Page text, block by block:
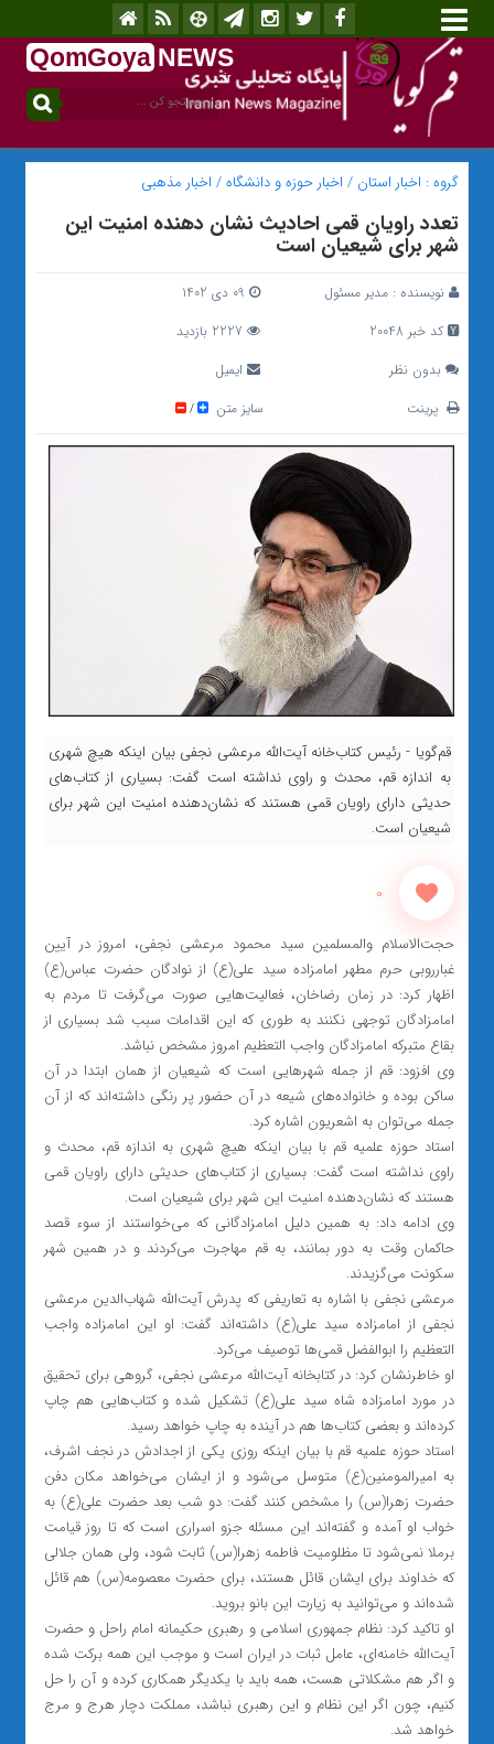
QomGoya NEWS
.ir
گروه : اخبار استان / اخبار حوزه و دانشگاه/ اخبار مذهبی
تعدد راویان قمی احادیث نشان دهنده امنیت این
شهر برای شیعیان است
نویسنده : مدیر مسئول
کد خبر 20048
بدون نظر
ایمیل
پرینت
سایز متن /
قم‌گویا - رئیس کتاب‌خانه آیت‌الله مرعشی نجفی بیان اینکه هیچ شهری
به اندازه قم، محدث و راوی نداشته است گفت: بسیاری از کتاب‌های
حدیثی دارای راویان قمی هستند که نشان‌دهنده امنیت این شهر برای
شیعیان است.
0
حجت‌الاسلام والمسلمین سید محمود مرعشی نجفی، امروز در آیین
غبارروبی حرم مطهر امامزاده سید علی(ع) از نوادگان حضرت عباس(ع)
اظهار کرد: در زمان رضاخان، فعالیت‌هایی صورت می‌گرفت تا مردم به
امامزادگان توجهی نکنند به طوری که این اقدامات سبب شد بسیاری از
بقاع متبرکه امامزادگان واجب التعظیم امروز مشخص نباشد.
وی افزود: قم از جمله شهرهایی است که شیعیان از همان ابتدا در آن
ساکن بوده و خانواده‌های شیعه در آن حضور پر رنگی داشته‌اند که از آن
جمله می‌توان به اشعریون اشاره کرد.
استاد حوزه علمیه قم با بیان اینکه هیچ شهری به اندازه قم، محدث و
راوی نداشته است گفت: بسیاری از کتاب‌های حدیثی دارای راویان قمی
هستند که نشان‌دهنده امنیت این شهر برای شیعیان است.
وی ادامه داد: به همین دلیل امامزادگانی که می‌خواستند از سوء قصد
حاکمان وقت به دور بمانند، به قم مهاجرت می‌کردند و در همین شهر
سکونت می‌گزیدند.
مرعشی نجفی با اشاره به تعاریفی که پدرش آیت‌الله شهاب‌الدین مرعشی
نجفی از امامزاده سید علی(ع) داشته‌اند گفت: او این امامزاده واجب
التعظیم را ابوالفضل قمی‌ها توصیف می‌کرد.
او خاطرنشان کرد: در کتابخانه آیت‌الله مرعشی نجفی، گروهی برای تحقیق
در مورد امامزاده شاه سید علی(ع) تشکیل شده و کتاب‌هایی هم چاپ
کرده‌اند و بعضی کتاب‌ها هم در آینده به چاپ خواهد رسید.
استاد حوزه علمیه قم با بیان اینکه روزی یکی از اجدادش در نجف اشرف،
به امیرالمومنین(ع) متوسل می‌شود و از ایشان می‌خواهد مکان دفن
حضرت زهرا(س) را مشخص کنند گفت: دو شب بعد حضرت علی(ع) به
خواب او آمده و گفته‌اند این مسئله جزو اسراری است که تا روز قیامت
برملا نمی‌شود تا مظلومیت فاطمه زهرا(س) ثابت شود، ولی همان جلالی
که خداوند برای ایشان قائل هستند، برای حضرت معصومه(س) هم قائل
شده‌اند و می‌توانید به زیارت این بانو بروید.
او تاکید کرد: نظام جمهوری اسلامی و رهبری حکیمانه امام راحل و حضرت
آیت‌الله خامنه‌ای، عامل ثبات در ایران است و موجب این همه برکت شده
و اگر هم مشکلاتی هست، همه باید با یکدیگر همکاری کرده و آن را حل
کنیم، چون اگر این نظام و این رهبری نباشد، مملکت دچار هرج و مرج
خواهد شد.